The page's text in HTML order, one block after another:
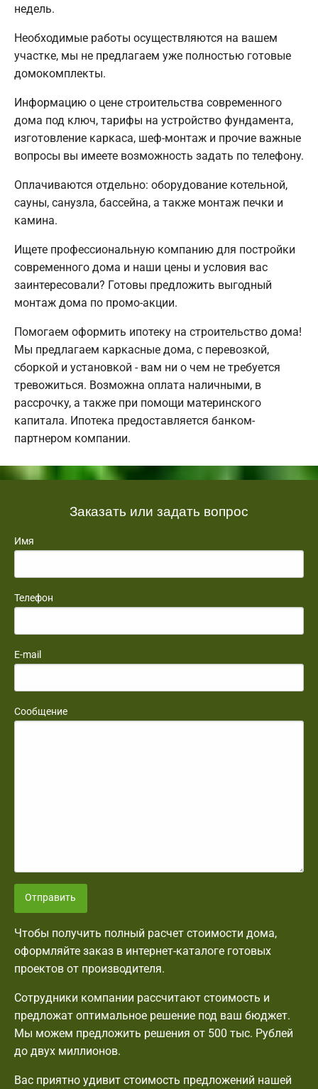
недель.
Необходимые работы осуществляются на вашем
участке, мы не предлагаем уже полностью готовые
домокомплекты.
Информацию о цене строительства современного
дома под ключ, тарифы на устройство фундамента,
изготовление каркаса, шеф-монтаж и прочие важные
вопросы вы имеете возможность задать по телефону.
Оплачиваются отдельно: оборудование котельной,
сауны, санузла, бассейна, а также монтаж печки и
камина.
Ищете профессиональную компанию для постройки
современного дома и наши цены и условия вас
заинтересовали? Готовы предложить выгодный
монтаж дома по промо-акции.
Помогаем оформить ипотеку на строительство дома!
Мы предлагаем каркасные дома, с перевозкой,
сборкой и установкой - вам ни о чем не требуется
тревожиться. Возможна оплата наличными, в
рассрочку, а также при помощи материнского
капитала. Ипотека предоставляется банком-
партнером компании.
Заказать или задать вопрос
Имя
Телефон
E-mail
Сообщение
Отправить
Чтобы получить полный расчет стоимости дома,
оформляйте заказ в интернет-каталоге готовых
проектов от производителя.
Сотрудники компании рассчитают стоимость и
предложат оптимальное решение под ваш бюджет.
Мы можем предложить решения от 500 тыс. Рублей
до двух миллионов.
Вас приятно удивит стоимость предложений нашей